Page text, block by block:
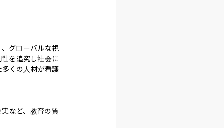
グローバルな視
を追究し社会に
くの人材が看護
など、教育の質